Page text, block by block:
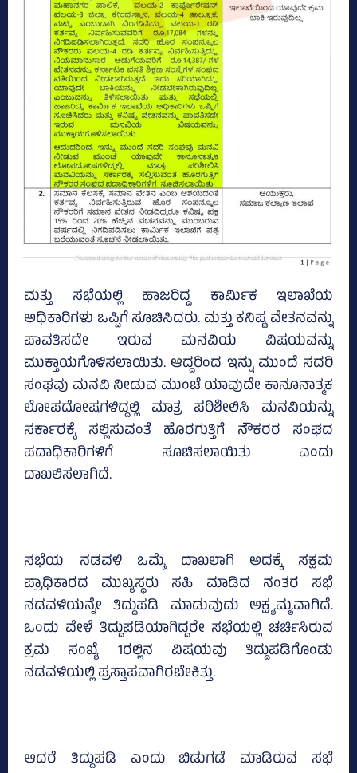
ಮತ್ತು ಸಭೆಯಲ್ಲಿ ಹಾಜರಿದ್ದ ಕಾರ್ಮಿಕ ಇಲಾಖೆಯ
ಅಧಿಕಾರಿಗಳು ಒಪ್ಪಿಗೆ ಸೂಚಿಸಿದರು. ಮತ್ತು ಕನಿಷ್ಟ ವೇತನವನ್ನು
ಪಾವತಿಸದೇ ಇರುವ ಮನವಿಯ ವಿಷಯವನ್ನು
ಮುಕ್ತಾಯಗೊಳಿಸಲಾಯಿತು. ಆದ್ದರಿಂದ ಇನ್ನು ಮುಂದೆ ಸದರಿ
ಸಂಘವು ಮನವಿ ನೀಡುವ ಮುಂಚೆ ಯಾವುದೇ ಕಾನೂನಾತ್ಮಕ
ಲೋಪದೋಷಗಳಿದ್ದಲ್ಲಿ ಮಾತ್ರ ಪರಿಶೀಲಿಸಿ ಮನವಿಯನ್ನು
ಸರ್ಕಾರಕ್ಕೆ ಸಲ್ಲಿಸುವಂತೆ ಹೊರಗುತ್ತಿಗೆ ನೌಕರರ ಸಂಘದ
ಪದಾಧಿಕಾರಿಗಳಿಗೆ ಸೂಚಿಸಲಾಯಿತು ಎಂದು
ದಾಖಲಿಸಲಾಗಿದೆ.
ಸಭೆಯ ನಡವಳಿ ಒಮ್ಮೆ ದಾಖಲಾಗಿ ಅದಕ್ಕೆ ಸಕ್ಷಮ
ಪ್ರಾಧಿಕಾರದ ಮುಖ್ಯಸ್ಥರು ಸಹಿ ಮಾಡಿದ ನಂತರ ಸಭೆ
ನಡವಳಿಯನ್ನೇ ತಿದ್ದುಪಡಿ ಮಾಡುವುದು ಅಕ್ಷ್ಯಮ್ಯವಾಗಿದೆ.
ಒಂದು ವೇಳೆ ತಿದ್ದುಪಡಿಯಾಗಿದ್ದರೇ ಸಭೆಯಲ್ಲಿ ಚರ್ಚಿಸಿರುವ
ಕ್ರಮ ಸಂಖ್ಯೆ 1ರಲ್ಲಿನ ವಿಷಯವು ತಿದ್ದುಪಡಿಗೊಂಡು
ನಡವಳಿಯಲ್ಲಿ ಪ್ರಸ್ತಾಪವಾಗಿರಬೇಕಿತ್ತು.
ಆದರೆ ತಿದ್ದುಪಡಿ ಎಂದು ಬಿಡುಗಡೆ ಮಾಡಿರುವ ಸಭೆ